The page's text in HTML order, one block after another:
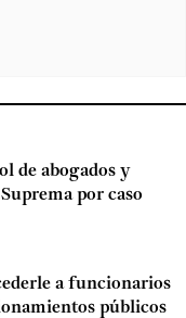
de abogados y
por caso
a funcionarios
públicos